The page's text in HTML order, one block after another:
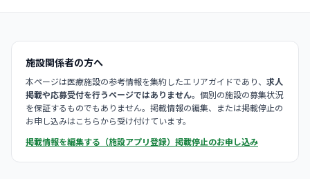
施設関係者の方へ
本ページは医療施設の参考情報を集約したエリアガイドであり、 求人
掲載や応募受付を行うページではありません。個別の施設の募集状況
を保証するものでもありません。掲載情報の編集、または掲載停止の
お申し込みはこちらから受け付けています。
掲載情報を編集する（施設アプリ登録） 掲載停止のお申し込み